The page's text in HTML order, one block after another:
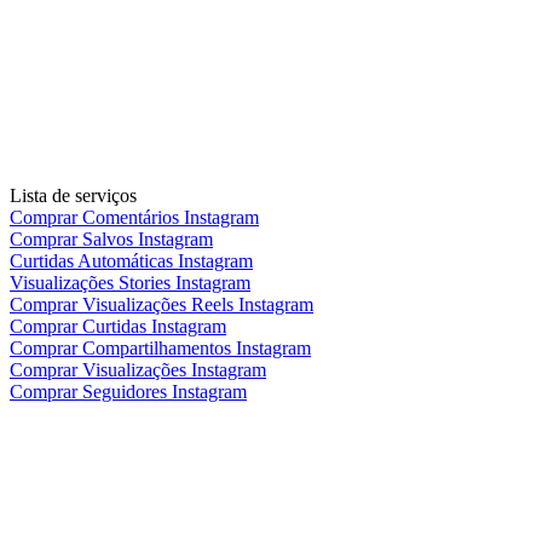
Lista de serviços
Comprar Comentários Instagram
Comprar Salvos Instagram
Curtidas Automáticas Instagram
Visualizações Stories Instagram
Comprar Visualizações Reels Instagram
Comprar Curtidas Instagram
Comprar Compartilhamentos Instagram
Comprar Visualizações Instagram
Comprar Seguidores Instagram